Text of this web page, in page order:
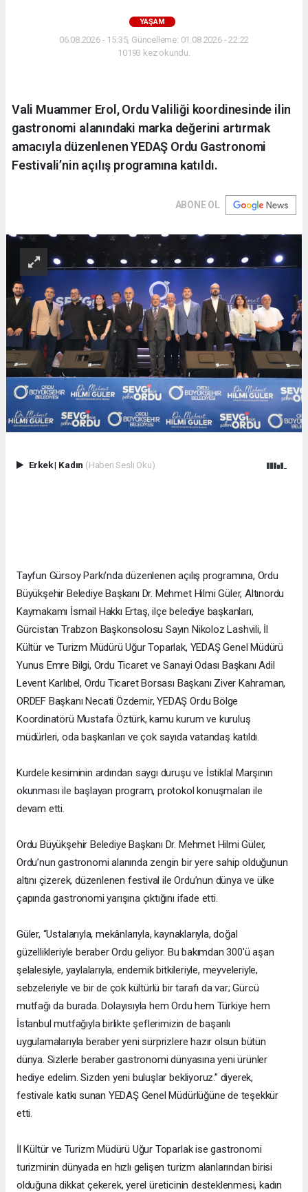
YAŞAM
06.08.2026 - 15:35, Güncelleme: 01.08.2026 - 22:22
10193 kez okundu.
Vali Muammer Erol, Ordu Valiliği koordinesinde ilin
gastronomi alanındaki marka değerini artırmak
amacıyla düzenlenen YEDAŞ Ordu Gastronomi
Festivali’nin açılış programına katıldı.
ABONE OL
Erkek| Kadın (Haberi Sesli Oku)
Tayfun Gürsoy Parkı’nda düzenlenen açılış programına, Ordu
Büyükşehir Belediye Başkanı Dr. Mehmet Hilmi Güler, Altınordu
Kaymakamı İsmail Hakkı Ertaş, ilçe belediye başkanları,
Gürcistan Trabzon Başkonsolosu Sayın Nikoloz Lashvili, İl
Kültür ve Turizm Müdürü Uğur Toparlak, YEDAŞ Genel Müdürü
Yunus Emre Bilgi, Ordu Ticaret ve Sanayi Odası Başkanı Adil
Levent Karlıbel, Ordu Ticaret Borsası Başkanı Ziver Kahraman,
ORDEF Başkanı Necati Özdemir, YEDAŞ Ordu Bölge
Koordinatörü Mustafa Öztürk, kamu kurum ve kuruluş
müdürleri, oda başkanları ve çok sayıda vatandaş katıldı.
Kurdele kesiminin ardından saygı duruşu ve İstiklal Marşının
okunması ile başlayan program, protokol konuşmaları ile
devam etti.
Ordu Büyükşehir Belediye Başkanı Dr. Mehmet Hilmi Güler,
Ordu’nun gastronomi alanında zengin bir yere sahip olduğunun
altını çizerek, düzenlenen festival ile Ordu’nun dünya ve ülke
çapında gastronomi yarışına çıktığını ifade etti.
Güler, “Ustalarıyla, mekânlarıyla, kaynaklarıyla, doğal
güzellikleriyle beraber Ordu geliyor. Bu bakımdan 300'ü aşan
şelalesiyle, yaylalarıyla, endemik bitkileriyle, meyveleriyle,
sebzeleriyle ve bir de çok kültürlü bir tarafı da var; Gürcü
mutfağı da burada. Dolayısıyla hem Ordu hem Türkiye hem
İstanbul mutfağıyla birlikte şeflerimizin de başarılı
uygulamalarıyla beraber yeni sürprizlere hazır olsun bütün
dünya. Sizlerle beraber gastronomi dünyasına yeni ürünler
hediye edelim. Sizden yeni buluşlar bekliyoruz.” diyerek,
festivale katkı sunan YEDAŞ Genel Müdürlüğüne de teşekkür
etti.
İl Kültür ve Turizm Müdürü Uğur Toparlak ise gastronomi
turizminin dünyada en hızlı gelişen turizm alanlarından birisi
olduğuna dikkat çekerek, yerel üreticinin desteklenmesi, kadın